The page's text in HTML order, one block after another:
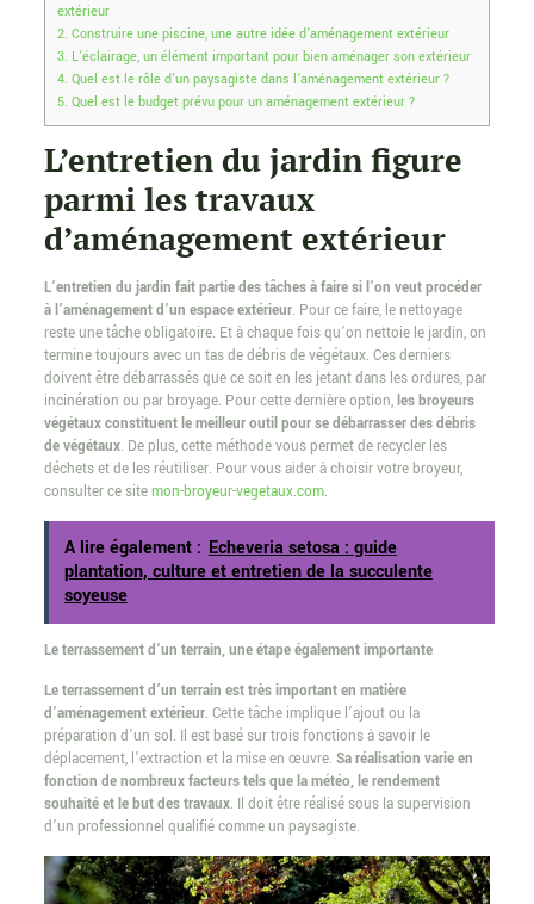
extérieur
2. Construire une piscine, une autre idée d’aménagement extérieur
3. L’éclairage, un élément important pour bien aménager son extérieur
4. Quel est le rôle d’un paysagiste dans l’aménagement extérieur ?
5. Quel est le budget prévu pour un aménagement extérieur ?
L’entretien du jardin figure
parmi les travaux
d’aménagement extérieur
L’entretien du jardin fait partie des tâches à faire si l’on veut procéder
à l’aménagement d’un espace extérieur. Pour ce faire, le nettoyage
reste une tâche obligatoire. Et à chaque fois qu’on nettoie le jardin, on
termine toujours avec un tas de débris de végétaux. Ces derniers
doivent être débarrassés que ce soit en les jetant dans les ordures, par
incinération ou par broyage. Pour cette dernière option,les broyeurs
végétaux constituent le meilleur outil pour se débarrasser des débris
de végétaux. De plus, cette méthode vous permet de recycler les
déchets et de les réutiliser. Pour vous aider à choisir votre broyeur,
consulter ce sitemon-broyeur-vegetaux.com.
A lire également : Echeveria setosa : guide
plantation, culture et entretien de la succulente
soyeuse
Le terrassement d’un terrain, une étape également importante
Le terrassement d’un terrain est très important en matière
d’aménagement extérieur. Cette tâche implique l’ajout ou la
préparation d’un sol. Il est basé sur trois fonctions à savoir le
déplacement, l’extraction et la mise en œuvre. Sa réalisation varie en
fonction de nombreux facteurs tels que la météo, le rendement
souhaité et le but des travaux. Il doit être réalisé sous la supervision
d’un professionnel qualifié comme un paysagiste.